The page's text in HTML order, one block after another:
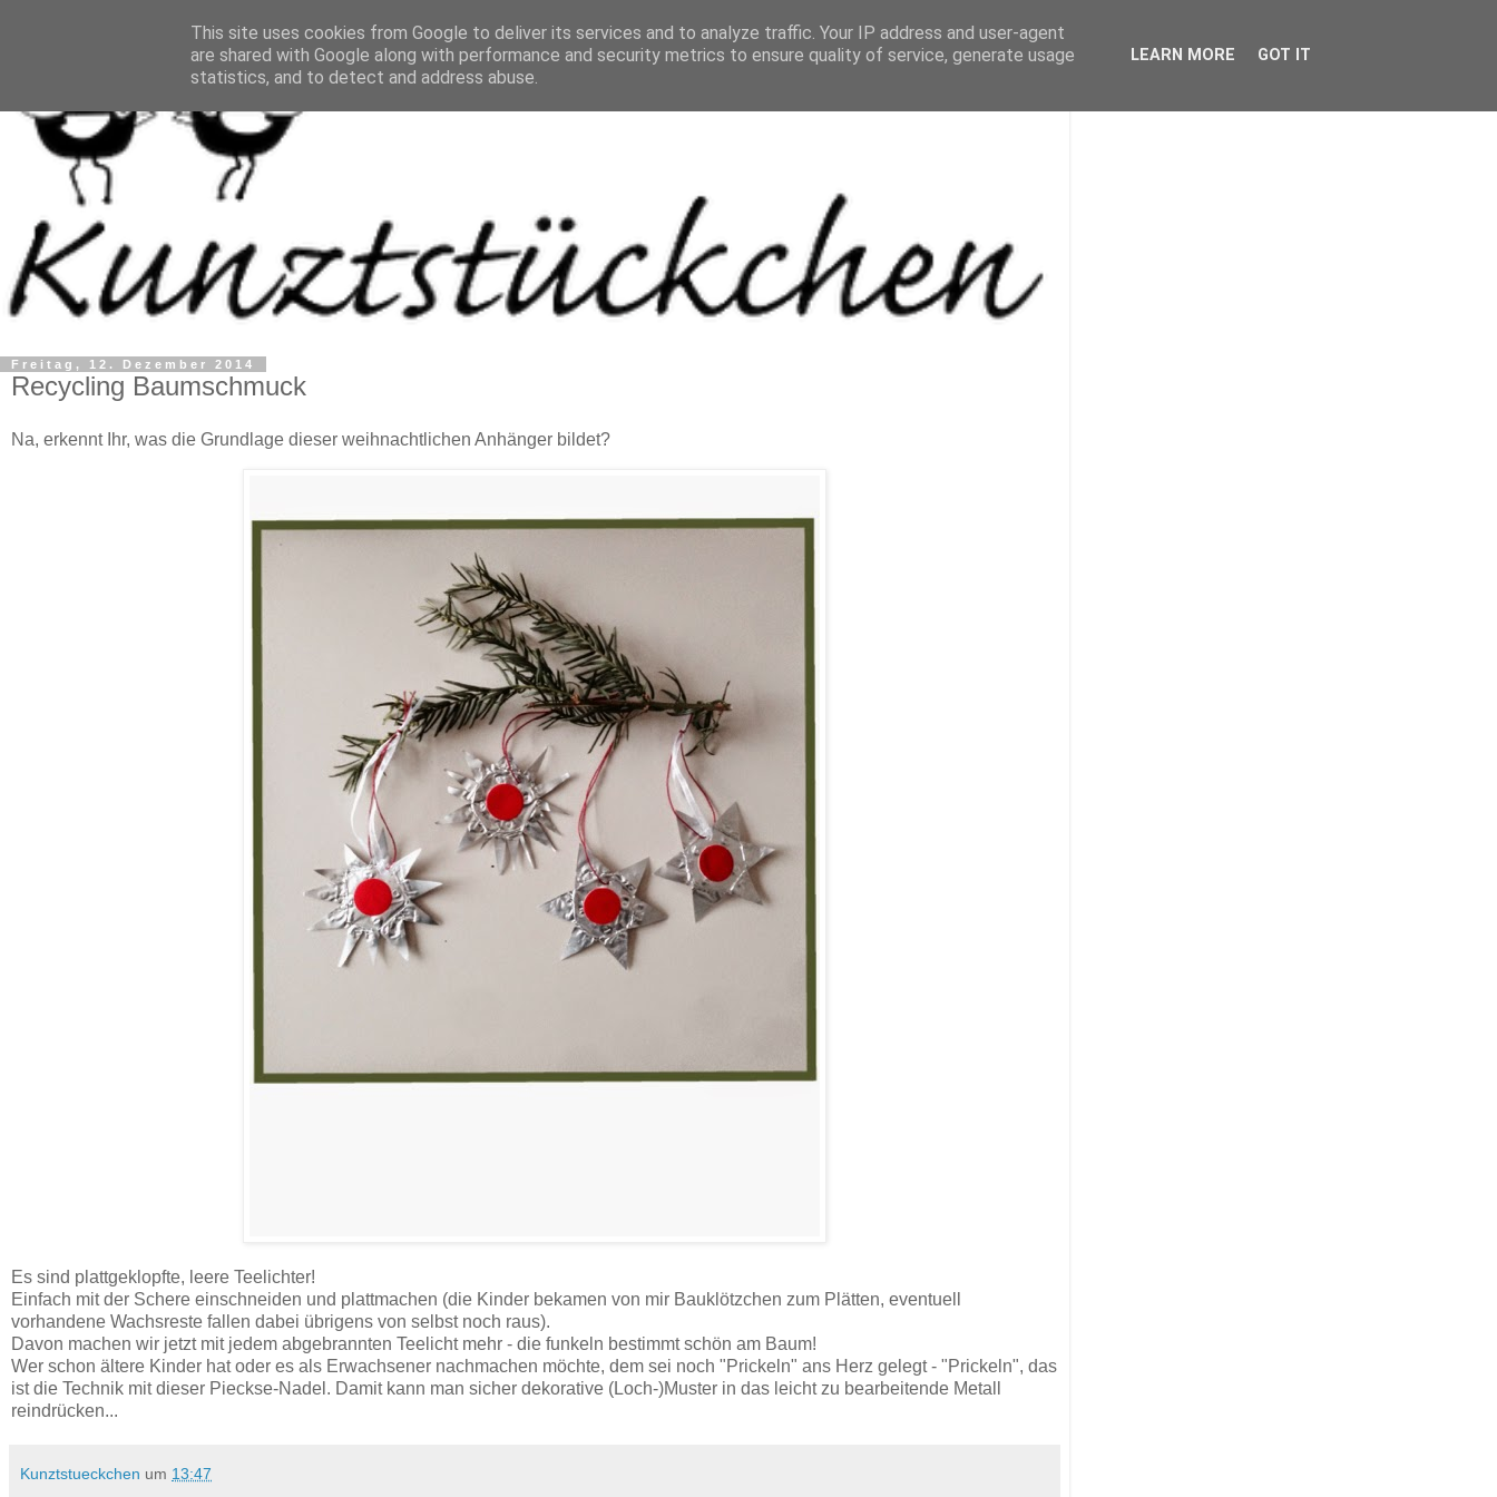
Freitag, 12. Dezember 2014
Recycling Baumschmuck
Na, erkennt Ihr, was die Grundlage dieser weihnachtlichen Anhänger bildet?
Es sind plattgeklopfte, leere Teelichter!
Einfach mit der Schere einschneiden und plattmachen (die Kinder bekamen von mir Bauklötzchen zum Plätten, eventuell
vorhandene Wachsreste fallen dabei übrigens von selbst noch raus).
Davon machen wir jetzt mit jedem abgebrannten Teelicht mehr - die funkeln bestimmt schön am Baum!
Wer schon ältere Kinder hat oder es als Erwachsener nachmachen möchte, dem sei noch "Prickeln" ans Herz gelegt - "Prickeln", das
ist die Technik mit dieser Pieckse-Nadel. Damit kann man sicher dekorative (Loch-)Muster in das leicht zu bearbeitende Metall
reindrücken...
Kunztstueckchen um 13:47
This site uses cookies from Google to deliver its services and to analyze traffic. Your IP address and user-agent
are shared with Google along with performance and security metrics to ensure quality of service, generate usage
statistics, and to detect and address abuse.
LEARN MORE GOT IT